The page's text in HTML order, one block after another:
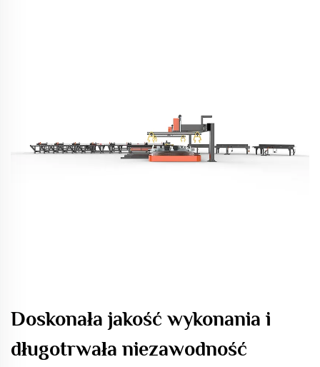
Doskonała jakość wykonania i
długotrwała niezawodność